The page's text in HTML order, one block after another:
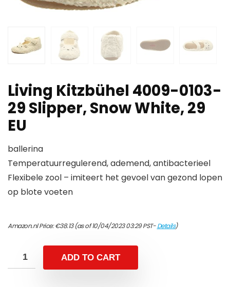
Living Kitzbühel 4009-0103-
29 Slipper, Snow White, 29
EU
ballerina
Temperatuurregulerend, ademend, antibacterieel
Flexibele zool – imiteert het gevoel van gezond lopen
op blote voeten
Amazon.nl Price:€38.13(as of 10/04/2023 03:29 PST-Details)
ADD TO CART